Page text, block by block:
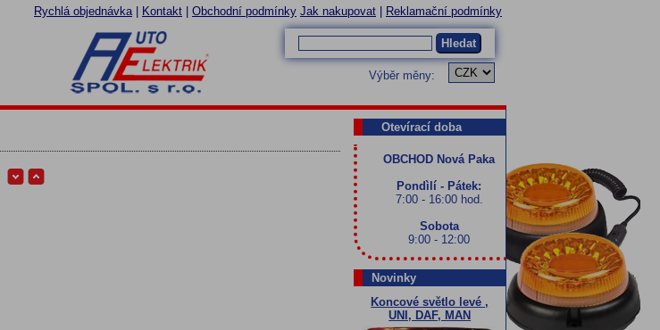
Rychlá objednávka Kontakt Obchodní podmínky Jak nakupovat Reklamační podmínky
Hledat
Výběr měny:
Otevírací doba
OBCHOD Nová Paka
Pondìlí - Pátek:
7:00 - 16:00 hod.
Sobota
9:00 - 12:00
Novinky
Koncové světlo levé ,
UNI, DAF, MAN